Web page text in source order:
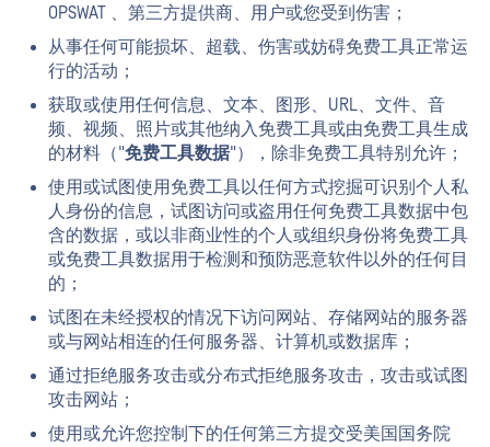
OPSWAT 、第三方提供商、用户或您受到伤害；
从事任何可能损坏、超载、伤害或妨碍免费工具正常运
行的活动；
获取或使用任何信息、文本、图形、URL、文件、音
频、视频、照片或其他纳入免费工具或由免费工具生成
的材料（"免费工具数据"），除非免费工具特别允许；
使用或试图使用免费工具以任何方式挖掘可识别个人私
人身份的信息，试图访问或盗用任何免费工具数据中包
含的数据，或以非商业性的个人或组织身份将免费工具
或免费工具数据用于检测和预防恶意软件以外的任何目
的；
试图在未经授权的情况下访问网站、存储网站的服务器
或与网站相连的任何服务器、计算机或数据库；
通过拒绝服务攻击或分布式拒绝服务攻击，攻击或试图
攻击网站；
使用或允许您控制下的任何第三方提交受美国国务院